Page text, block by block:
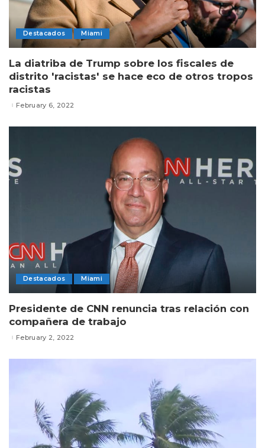
Destacados Miami
La diatriba de Trump sobre los fiscales de
distrito 'racistas' se hace eco de otros tropos
racistas
February 6, 2022
Destacados Miami
Presidente de CNN renuncia tras relación con
compañera de trabajo
February 2, 2022